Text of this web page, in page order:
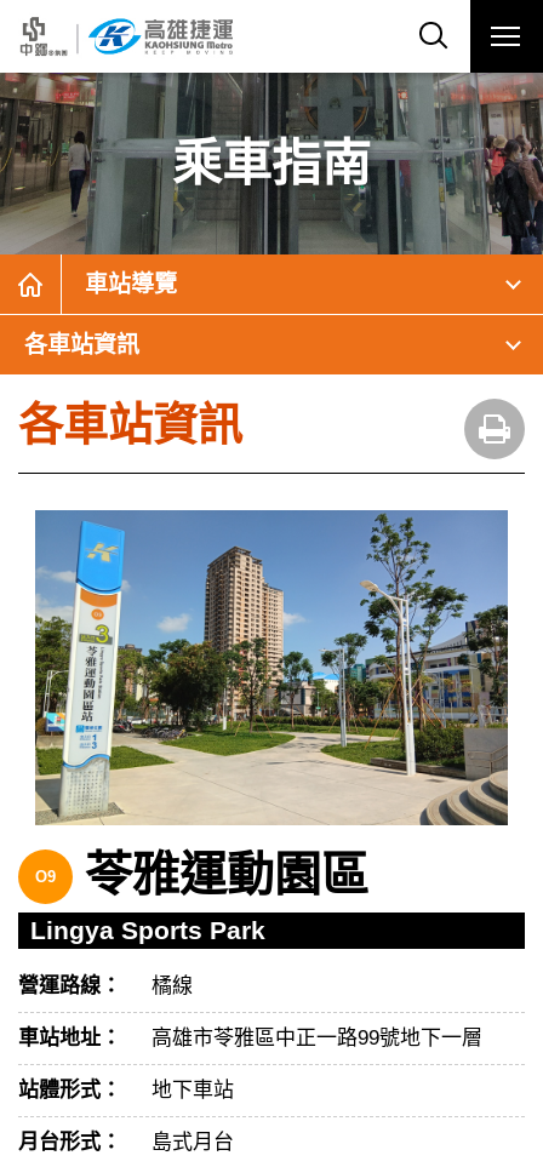
乘車指南
車站導覽
各車站資訊
各車站資訊
O9 苓雅運動園區
Lingya Sports Park
營運路線： 橘線
車站地址： 高雄市苓雅區中正一路99號地下一層
站體形式： 地下車站
月台形式： 島式月台